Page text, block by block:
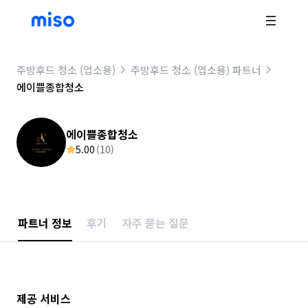
주방후드 청소 (업소용)
주방후드 청소 (업소용) 파트너
에이쁠종합청소
에이쁠종합청소
5.00 (10)
파트너 정보 후기 자주 묻는 질문
제공 서비스